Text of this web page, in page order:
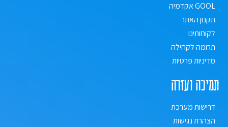
GOOL אקדמיה
תקנון האתר
לקוחותינו
תרומה לקהילה
מדיניות פרטיות
תמיכה ועזרה
דרישות מערכת
הצהרת נגישות